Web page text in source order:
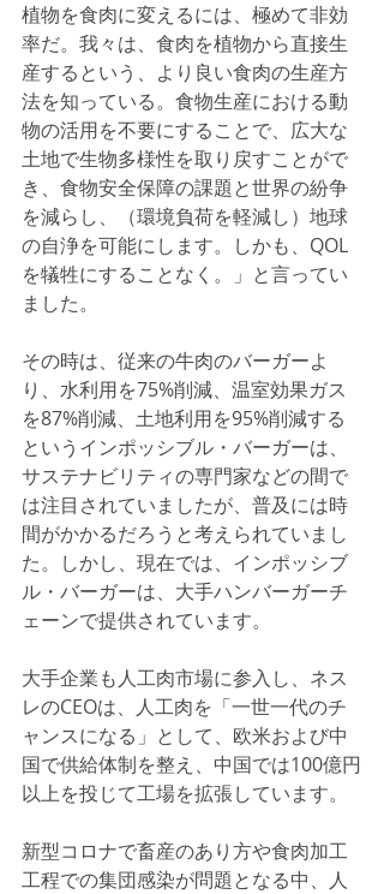
植物を食肉に変えるには、極めて非効
率だ。我々は、食肉を植物から直接生
産するという、より良い食肉の生産方
法を知っている。食物生産における動
物の活用を不要にすることで、広大な
土地で生物多様性を取り戻すことがで
き、食物安全保障の課題と世界の紛争
を減らし、（環境負荷を軽減し）地球
の自浄を可能にします。しかも、QOL
を犠牲にすることなく。」と言ってい
ました。
その時は、従来の牛肉のバーガーよ
り、水利用を75%削減、温室効果ガス
を87%削減、土地利用を95%削減する
というインポッシブル・バーガーは、
サステナビリティの専門家などの間で
は注目されていましたが、普及には時
間がかかるだろうと考えられていまし
た。しかし、現在では、インポッシブ
ル・バーガーは、大手ハンバーガーチ
ェーンで提供されています。
大手企業も人工肉市場に参入し、ネス
レのCEOは、人工肉を「一世一代のチ
ャンスになる」として、欧米および中
国で供給体制を整え、中国では100億円
以上を投じて工場を拡張しています。
新型コロナで畜産のあり方や食肉加工
工程での集団感染が問題となる中、人